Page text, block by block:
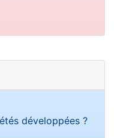
développées ?